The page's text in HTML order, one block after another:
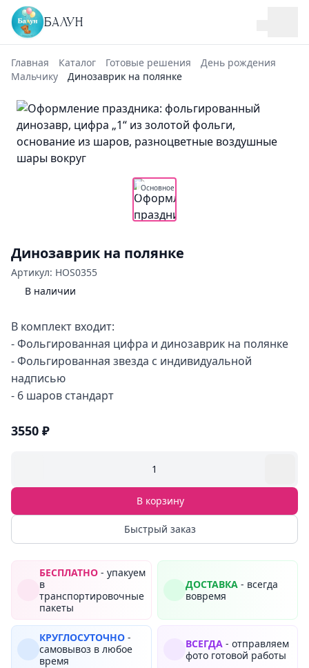
БАЛУН
Главная Каталог Готовые решения
День рождения
Мальчику
Динозаврик на полянке
Основное
Динозаврик на полянке
Артикул: HOS0355
В наличии
В комплект входит:
- Фольгированная цифра и динозаврик на полянке
- Фольгированная звезда с индивидуальной
надписью
- 6 шаров стандарт
3550 ₽
1
В корзину
Быстрый заказ
БЕСПЛАТНО - упакуем
в
транспортировочные
пакеты
ДОСТАВКА - всегда
вовремя
КРУГЛОСУТОЧНО -
самовывоз в любое
время
ВСЕГДА - отправляем
фото готовой работы